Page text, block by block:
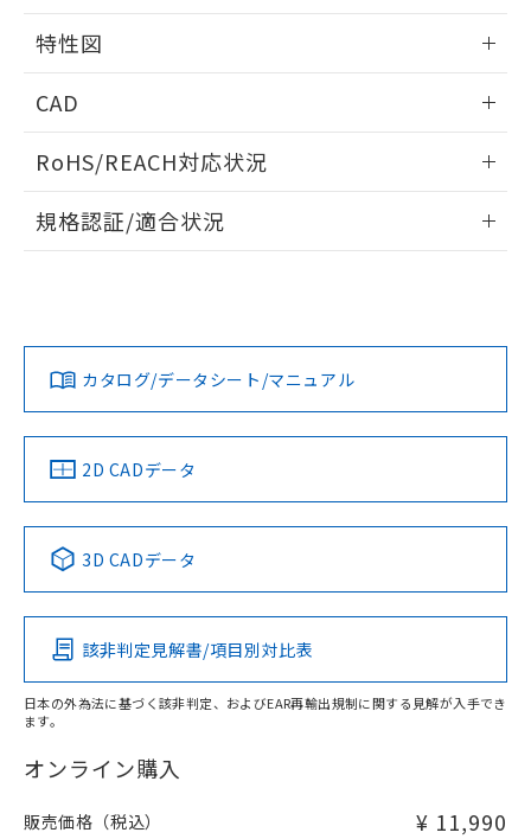
タイムチャート
相互干渉
A: 30mm以上、B: 20mm以上
周囲金属の影響
以上、n: 18mm以上
特性図
検出物体の大きさと材質による影響
検出領域
CAD
ドすることができます。
ログイン/会員登録
ダウンロードデータをご利用いただく前に、以下を必ずお読
みください。
ソフトウェアの使用条件
RoHS/REACH対応状況
EU RoHS 注意事項・凡例
対応済み
中国 RoHS 注意事項・凡例
Pb Hg Cd Cr(VI)
O
在庫等で未対応品が混在する可能性があります。
問い合わせください。
規格認証/適合状況
LR型式承認
（イギリス
船舶規格）
DNV型式承認
（ノルウェー
BV型式承認
（フランス
KR型式
（韓国
No No No No
この製品の規格認証/適合状況ページへ
その他の認証はこちらのページからご検索ください
カタログ/データシート/マニュアル
2D CADデータ
3D CADデータ
該非判定見解書/項目別対比表
日本の外為法に基づく該非判定、およびEAR再輸出規制に関する見解が入手でき
ます。
オンライン購入
販売価格（税込） ¥ 11,990
す。